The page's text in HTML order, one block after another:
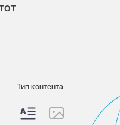
Тип контента